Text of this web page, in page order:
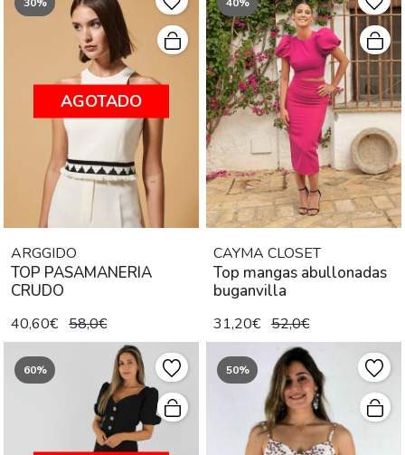
AGOTADO
ARGGIDO
TOP PASAMANERIA
CRUDO
40,60€ 58,0€
CAYMA CLOSET
Top mangas abullonadas
buganvilla
31,20€ 52,0€
60% 50%